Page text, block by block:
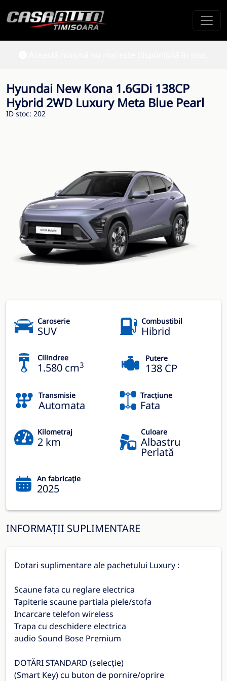
Hyundai New Kona 1.6GDi 138CP
Hybrid 2WD Luxury Meta Blue Pearl
ID stoc: 202
Caroserie
SUV
Combustibil
Hibrid
Cilindree
1.580 cm3
Putere
138 CP
Transmisie
Automata
Tracțiune
Fata
Kilometraj
2 km
Culoare
Albastru
Perlată
An fabricație
2025
INFORMAȚII SUPLIMENTARE
Dotari suplimentare ale pachetului Luxury :
Scaune fata cu reglare electrica
Tapiterie scaune partiala piele/stofa
Incarcare telefon wireless
Trapa cu deschidere electrica
audio Sound Bose Premium
DOTĂRI STANDARD (selecție)
(Smart Key) cu buton de pornire/oprire